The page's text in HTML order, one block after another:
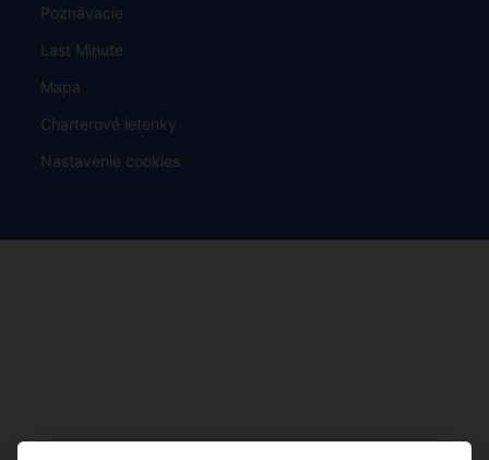
Poznávacie
Last Minute
Mapa
Charterové letenky
Nastavenie cookies